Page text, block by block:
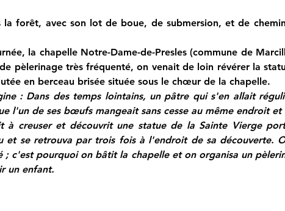
la forêt, avec son lot de boue, de submersion, et de
la chapelle Notre-Dame-de-Presles (commune de
pèlerinage très fréquenté, on venait de loin révérer la
en berceau brisée située sous le chœur de la chapelle.
: Dans des temps lointains, un pâtre qui s'en allait
l'un de ses bœufs mangeait sans cesse au même endroit
à creuser et découvrit une statue de la Sainte Vierge
et se retrouva par trois fois à l'endroit de sa découverte.
; c'est pourquoi on bâtit la chapelle et on organisa un
un enfant.